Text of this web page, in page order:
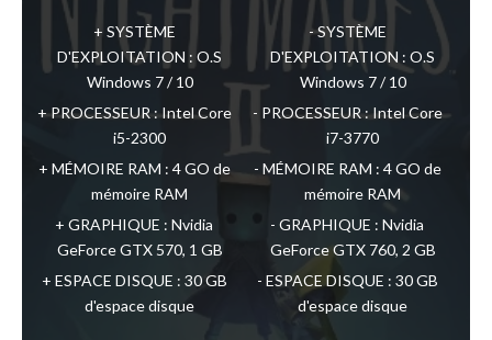
SYSTÈME
D'EXPLOITATION : O.S
Windows 7 / 10
PROCESSEUR : Intel Core
i5-2300
MÉMOIRE RAM : 4 GO de
mémoire RAM
GRAPHIQUE : Nvidia
GeForce GTX 570, 1 GB
ESPACE DISQUE : 30 GB
d'espace disque
SYSTÈME
D'EXPLOITATION : O.S
Windows 7 / 10
PROCESSEUR : Intel Core
i7-3770
MÉMOIRE RAM : 4 GO de
mémoire RAM
GRAPHIQUE : Nvidia
GeForce GTX 760, 2 GB
ESPACE DISQUE : 30 GB
d'espace disque